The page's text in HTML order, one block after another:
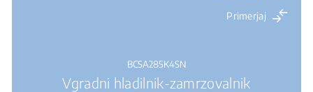
Primerjaj
BCSA285K4SN
Vgradni hladilnik-zamrzovalnik